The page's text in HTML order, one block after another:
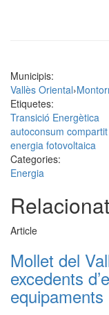
Municipis:
Vallès Oriental›
Etiquetes:
Transició Energètica
autoconsum compartit
energia fotovoltaica
Categories:
Energia
Article
Mollet del
excedents